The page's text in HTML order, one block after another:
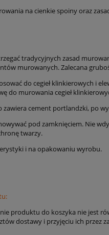
na cienkie spoiny oraz
tradycyjnych zasad
murowanych. Zalecana
do cegieł klinkierowych i
do murowania cegieł
zawiera cement portlandzki, po
pod zamknięciem. Nie
twarzy.
i na opakowaniu wyrobu.
produktu do koszyka nie jest
dostawy i przyjęciu ich przez